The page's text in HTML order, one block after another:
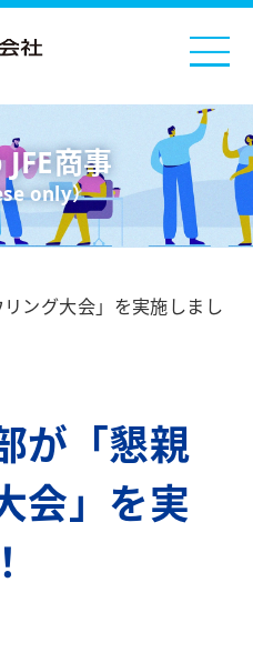
商事
only）
ング大会」を実施しまし
が「懇親
会」を実